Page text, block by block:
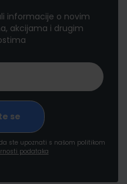
informacije o novim
akcijama i drugim
ste upoznati s našom politikom
podataka